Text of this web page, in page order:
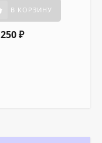
В КОРЗИНУ
250 ₽